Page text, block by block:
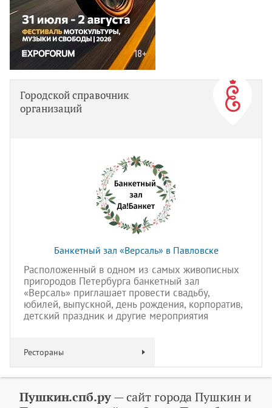
Городской справочник
организаций
Банкетный зал «Версаль» в Павловске
Расположенный в одном из самых живописных
пригородов Петербурга банкетный зал
«Версаль» приглашает провести свадьбу,
юбилей, выпускной, день рождения, корпоратив,
детский праздник и другие мероприятия
Рестораны
Пушкин.спб.ру— сайт города Пушкин и